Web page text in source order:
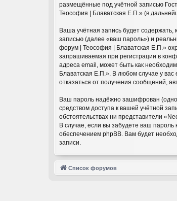
размещённые под учётной записью
Теософия | Блаватская Е.П.» (в
Ваша учётная запись будет
записью (далее «ваш пароль») и
форум | Теософия | Блаватская Е.П.»
запрашиваемая при регистрации в
адреса email, может быть как
Блаватская Е.П.». В любом случае у вас
отказаться от получения сообщений,
Ваш пароль надёжно зашифрован
средством доступа к вашей учётной
обстоятельствах ни представители
В случае, если вы забудете ваш
обеспечением phpBB. Вам будет
записи.
Список форумов